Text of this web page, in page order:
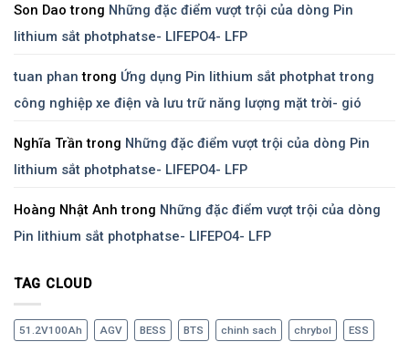
Son Dao trong Những đặc điểm vượt trội của dòng Pin
lithium sắt photphatse- LIFEPO4- LFP
tuan phan trong Ứng dụng Pin lithium sắt photphat trong
công nghiệp xe điện và lưu trữ năng lượng mặt trời- gió
Nghĩa Trần trong Những đặc điểm vượt trội của dòng Pin
lithium sắt photphatse- LIFEPO4- LFP
Hoàng Nhật Anh trong Những đặc điểm vượt trội của dòng
Pin lithium sắt photphatse- LIFEPO4- LFP
TAG CLOUD
51.2V100Ah AGV BESS BTS chinh sach chrybol ESS